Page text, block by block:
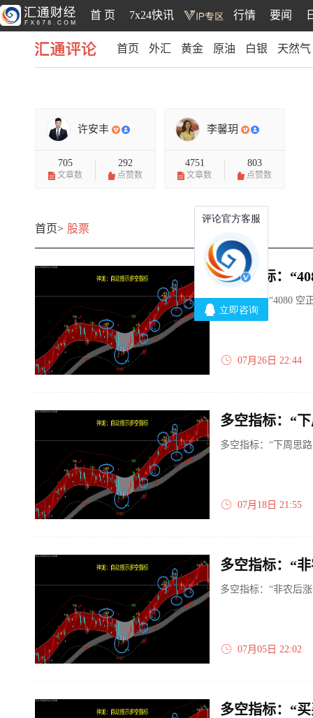
首 页 7x24快讯 行情 要闻
首页 外汇 黄金 原油 白银 天然气
许安丰
705
文章数
292
点赞数
李馨玥
4751
文章数
803
点赞数
首页> 股票
多空指标：
多空指标：“4080 空
07月26日 22:44
多空指标：“
多空指标：“下周思
07月18日 21:55
多空指标：“
多空指标：“非农后
07月05日 22:02
多空指标：“